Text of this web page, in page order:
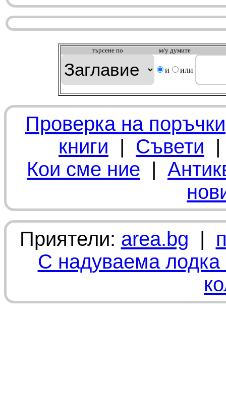
търсeне по м/у думите
и или
Проверка на поръчки
книги | Съвети
Кои сме ние |
Приятели: area.bg |
С надуваема лодка